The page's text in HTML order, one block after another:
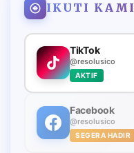
IKUTI KAMI
TikTok
@resolusico
AKTIF
Facebook
@resolusico
SEGERA HADIR